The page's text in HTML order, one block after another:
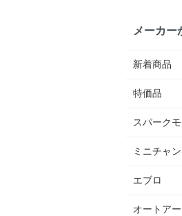
メーカー
新着商品
特価品
スパーク
ミニチャ
エブロ
オートアー